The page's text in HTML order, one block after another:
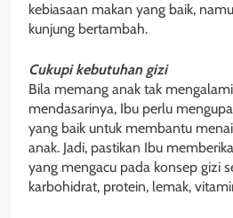
kebiasaan makan yang baik,
kunjung bertambah.
Cukupi kebutuhan gizi
Bila memang anak tak
mendasarinya, Ibu perlu
yang baik untuk membantu
anak. Jadi, pastikan Ibu
yang mengacu pada konsep gizi
karbohidrat, protein, lemak,